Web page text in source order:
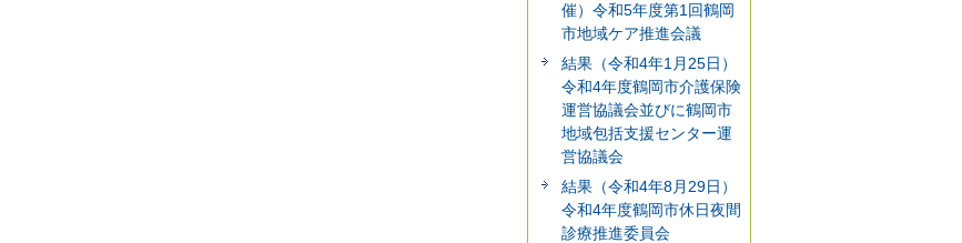
催）令和5年度第1回鶴岡
市地域ケア推進会議
結果（令和4年1月25日）
令和4年度鶴岡市介護保険
運営協議会並びに鶴岡市
地域包括支援センター運
営協議会
結果（令和4年8月29日）
令和4年度鶴岡市休日夜間
診療推進委員会